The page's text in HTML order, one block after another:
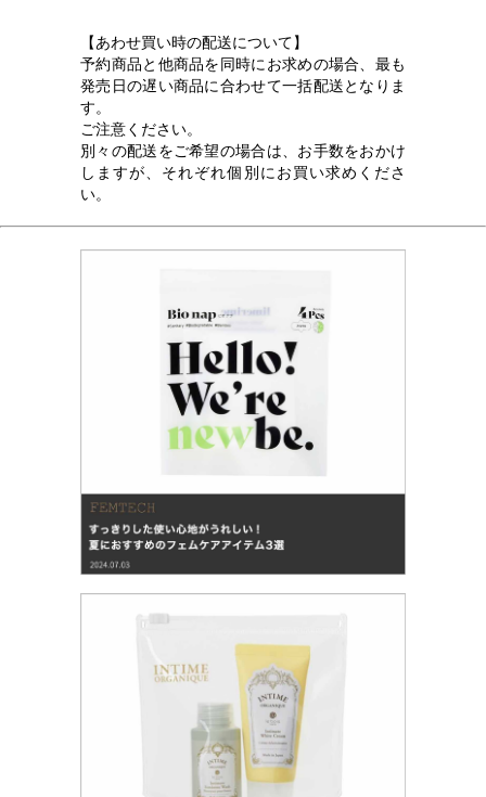
【あわせ買い時の配送について】
予約商品と他商品を同時にお求めの場合、最も
発売日の遅い商品に合わせて一括配送となりま
す。
ご注意ください。
別々の配送をご希望の場合は、お手数をおかけ
しますが、それぞれ個別にお買い求めくださ
い。